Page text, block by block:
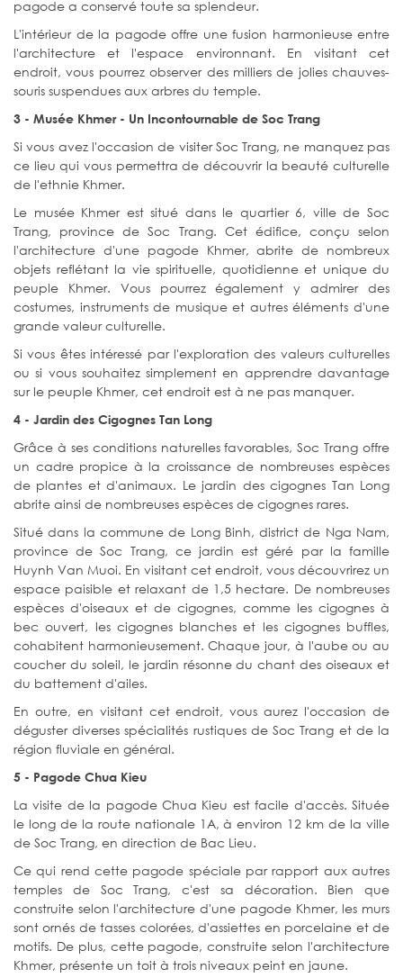
pagode a conservé toute sa splendeur.
L'intérieur de la pagode offre une fusion harmonieuse entre
l'architecture et l'espace environnant. En visitant cet
endroit, vous pourrez observer des milliers de jolies chauves-
souris suspendues aux arbres du temple.
3 - Musée Khmer - Un Incontournable de Soc Trang
Si vous avez l'occasion de visiter Soc Trang, ne manquez pas
ce lieu qui vous permettra de découvrir la beauté culturelle
de l'ethnie Khmer.
Le musée Khmer est situé dans le quartier 6, ville de Soc
Trang, province de Soc Trang. Cet édifice, conçu selon
l'architecture d'une pagode Khmer, abrite de nombreux
objets reflétant la vie spirituelle, quotidienne et unique du
peuple Khmer. Vous pourrez également y admirer des
costumes, instruments de musique et autres éléments d'une
grande valeur culturelle.
Si vous êtes intéressé par l'exploration des valeurs culturelles
ou si vous souhaitez simplement en apprendre davantage
sur le peuple Khmer, cet endroit est à ne pas manquer.
4 - Jardin des Cigognes Tan Long
Grâce à ses conditions naturelles favorables, Soc Trang offre
un cadre propice à la croissance de nombreuses espèces
de plantes et d'animaux. Le jardin des cigognes Tan Long
abrite ainsi de nombreuses espèces de cigognes rares.
Situé dans la commune de Long Binh, district de Nga Nam,
province de Soc Trang, ce jardin est géré par la famille
Huynh Van Muoi. En visitant cet endroit, vous découvrirez un
espace paisible et relaxant de 1,5 hectare. De nombreuses
espèces d'oiseaux et de cigognes, comme les cigognes à
bec ouvert, les cigognes blanches et les cigognes buffles,
cohabitent harmonieusement. Chaque jour, à l'aube ou au
coucher du soleil, le jardin résonne du chant des oiseaux et
du battement d'ailes.
En outre, en visitant cet endroit, vous aurez l'occasion de
déguster diverses spécialités rustiques de Soc Trang et de la
région fluviale en général.
5 - Pagode Chua Kieu
La visite de la pagode Chua Kieu est facile d'accès. Située
le long de la route nationale 1A, à environ 12 km de la ville
de Soc Trang, en direction de Bac Lieu.
Ce qui rend cette pagode spéciale par rapport aux autres
temples de Soc Trang, c'est sa décoration. Bien que
construite selon l'architecture d'une pagode Khmer, les murs
sont ornés de tasses colorées, d'assiettes en porcelaine et de
motifs. De plus, cette pagode, construite selon l'architecture
Khmer, présente un toit à trois niveaux peint en jaune.